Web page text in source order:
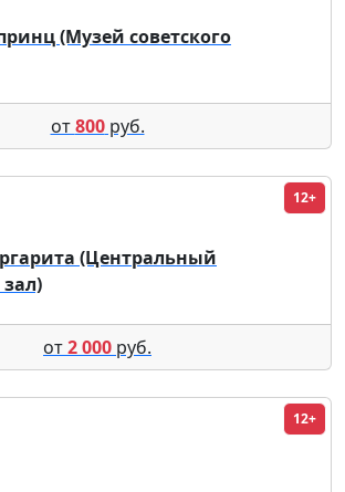
(Музей советского
от800руб.
12+
(Центральный
от2 000 руб.
12+